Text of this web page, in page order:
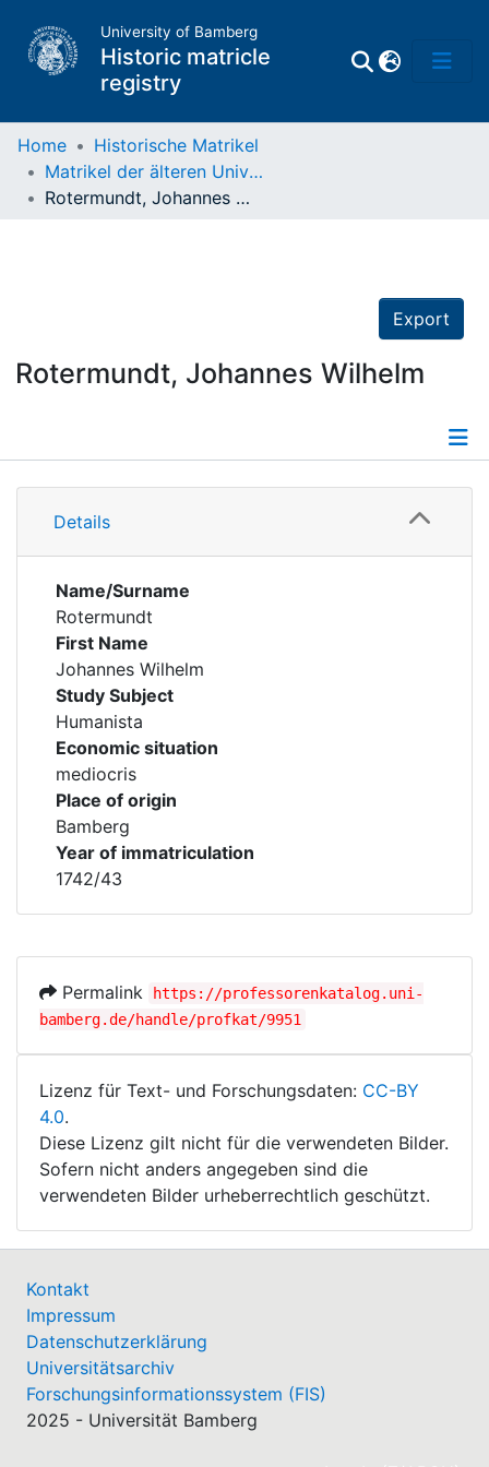
University of Bamberg
Historic matricle
registry
Matrikel
Home
Historische Matrikel
Matrikel der älteren Universität
Rotermundt, Johannes Wilhelm
Export
Rotermundt, Johannes Wilhelm
Details
Details
Name/Surname
Rotermundt
First Name
Johannes Wilhelm
Study Subject
Humanista
Economic situation
mediocris
Place of origin
Bamberg
Year of immatriculation
1742/43
Permalink
https://professorenkatalog.uni-
bamberg.de/handle/profkat/9951
Lizenz für Text- und Forschungsdaten: CC-BY
4.0.
Diese Lizenz gilt nicht für die verwendeten Bilder.
Sofern nicht anders angegeben sind die
verwendeten Bilder urheberrechtlich geschützt.
Kontakt
Impressum
Datenschutzerklärung
Universitätsarchiv
Forschungsinformationssystem (FIS)
2025 - Universität Bamberg